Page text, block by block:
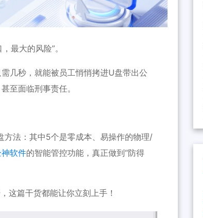
最大的风险”。
几秒，就能被员工悄悄拷进U盘带出公
至面临刑事责任。
法：其中5个是零成本、易操作的物理/
软件的智能管控功能，真正做到“防得
这篇干货都能让你立刻上手！